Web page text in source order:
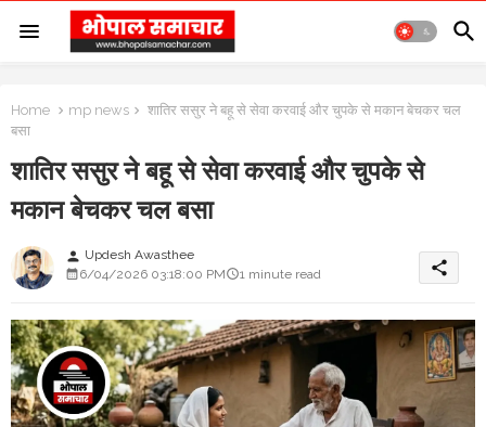
Home mp news
शातिर ससुर ने बहू से सेवा करवाई और चुपके से मकान बेचकर चल
बसा
शातिर ससुर ने बहू से सेवा करवाई और चुपके से
मकान बेचकर चल बसा
person Updesh Awasthee
6/04/2026 03:18:00 PM
1 minute read share